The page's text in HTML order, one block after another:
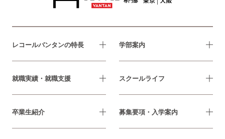
レコールバンタンの特長 学部案内
就職実績・就職支援 スクールライフ
卒業生紹介 募集要項・入学案内